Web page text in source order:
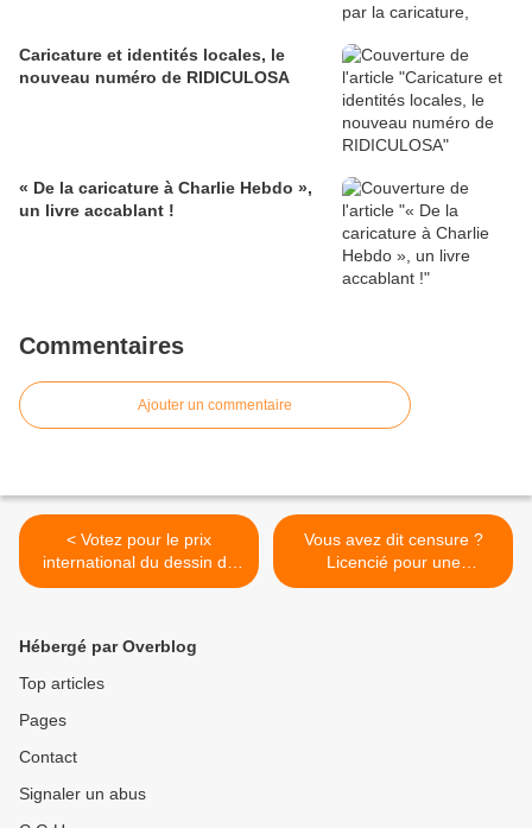
Caricature et identités locales, le
nouveau numéro de RIDICULOSA
« De la caricature à Charlie Hebdo »,
un livre accablant !
Commentaires
Ajouter un commentaire
< Votez pour le prix
international du dessin de
presse 2018 organisé par
Le Mémorial de Caen
Vous avez dit censure ?
Licencié pour une
caricature... >
Hébergé par Overblog
Top articles
Pages
Contact
Signaler un abus